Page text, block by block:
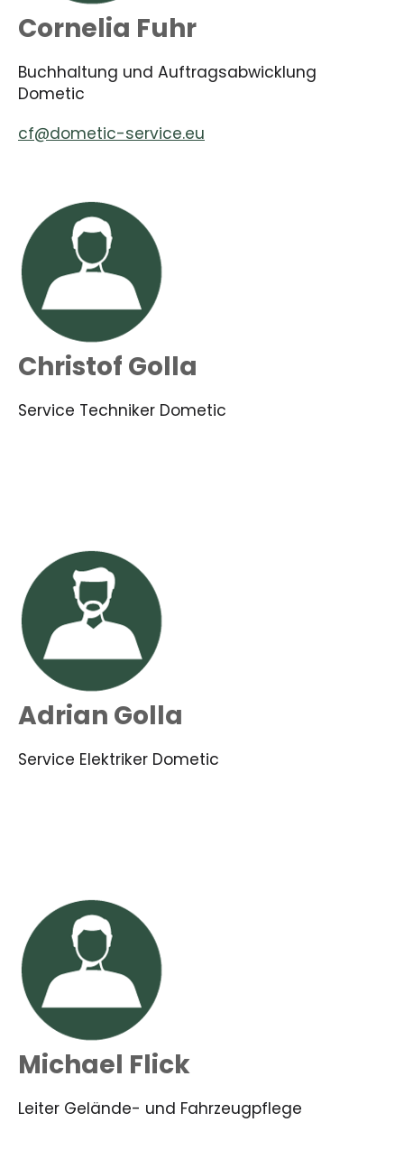
Cornelia Fuhr
Buchhaltung und Auftragsabwicklung
Dometic
cf@dometic-service.eu
Christof Golla
Service Techniker Dometic
Adrian Golla
Service Elektriker Dometic
Michael Flick
Leiter Gelände- und Fahrzeugpflege